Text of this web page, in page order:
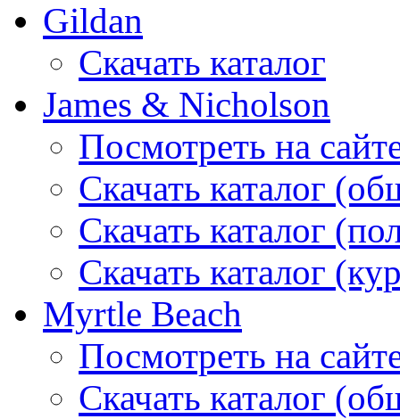
Gildan
Скачать каталог
James & Nicholson
Посмотреть на
Скачать каталог
Скачать каталог
Скачать каталог
Myrtle Beach
Посмотреть на
Скачать каталог